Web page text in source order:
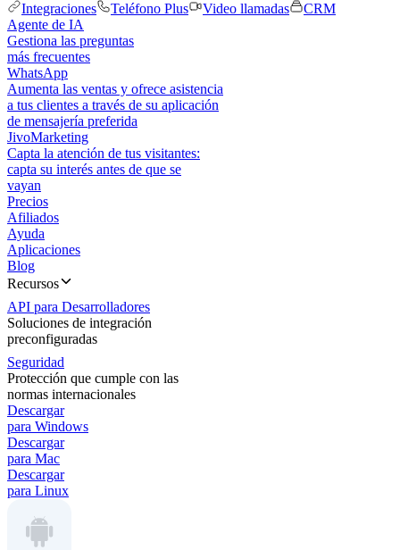
Integraciones
Teléfono Plus Video llamadas
CRM
Agente de IA
Gestiona las preguntas
más frecuentes
WhatsApp
Aumenta las ventas y ofrece asistencia
a tus clientes a través de su aplicación
de mensajería preferida
JivoMarketing
Capta la atención de tus visitantes:
capta su interés antes de que se
vayan
Precios
Afiliados
Ayuda
Aplicaciones
Blog
Recursos
API para Desarrolladores
Soluciones de integración
preconfiguradas
Seguridad
Protección que cumple con las
normas internacionales
Descargar
para Windows
Descargar
para Mac
Descargar
para Linux